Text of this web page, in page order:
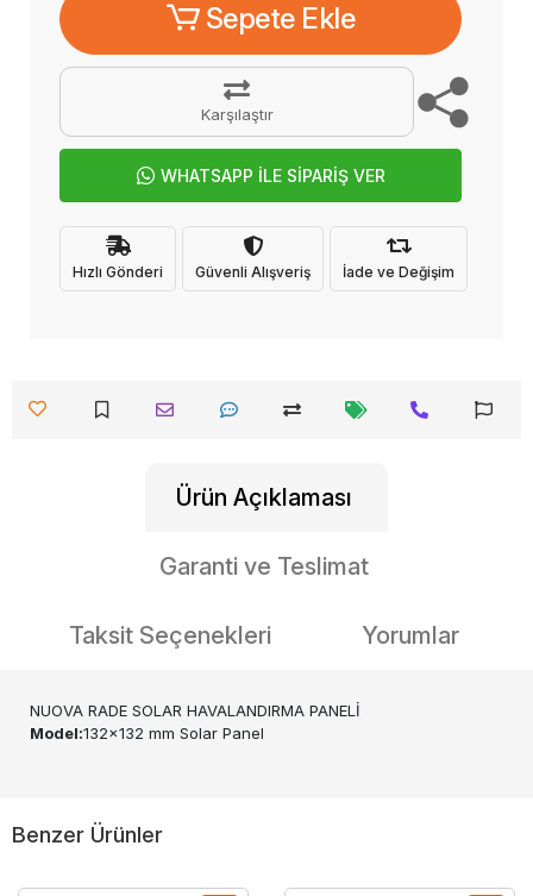
Sepete Ekle
Karşılaştır
WHATSAPP İLE SİPARİŞ VER
Hızlı Gönderi Güvenli Alışveriş İade ve Değişim
Ürün Açıklaması
Garanti ve Teslimat
Taksit Seçenekleri Yorumlar
NUOVA RADE SOLAR HAVALANDIRMA PANELİ
Model:132x132 mm Solar Panel
Benzer Ürünler